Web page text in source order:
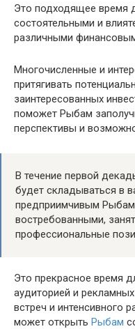
Это подходящее время
состоятельными и
различными
Многочисленные и
притягивать
заинтересованных
поможет Рыбам
перспективы и
В течение первой
будет складываться в
предприимчивым Рыбам
востребованными,
профессиональные
Это прекрасное время
аудиторией и
встреч и интенсивного
может открыть Рыбам